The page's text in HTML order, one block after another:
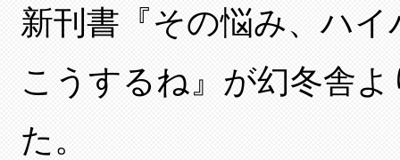
新刊書『その悩み、ハ
こうするね』が幻冬舎
た。